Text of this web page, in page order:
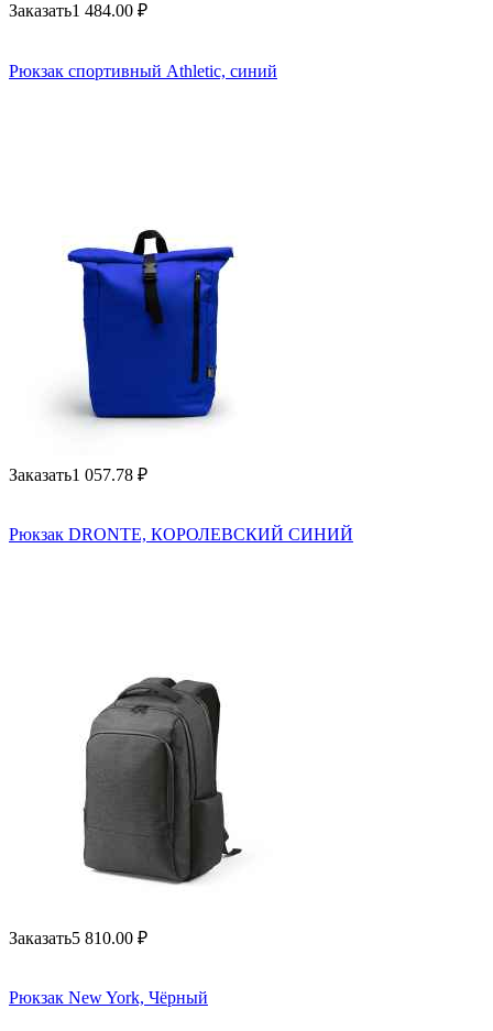
Заказать1 484.00 ₽
Рюкзак спортивный Athletic, синий
Заказать1 057.78 ₽
Рюкзак DRONTE, КОРОЛЕВСКИЙ СИНИЙ
Заказать5 810.00 ₽
Рюкзак New York, Чёрный